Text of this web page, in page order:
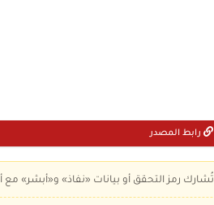
رابط المصدر
رمز التحقق أو بيانات «نفاذ» و«أبشر» مع